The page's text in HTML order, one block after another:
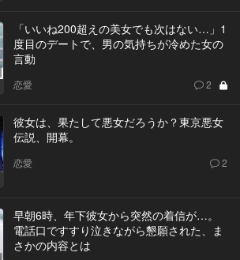
「いいね200超えの美女でも次はない…」1
度目のデートで、男の気持ちが冷めた女の
言動
恋愛 2
彼女は、果たして悪女だろうか？東京悪女
伝説、開幕。
恋愛 2
早朝6時、年下彼女から突然の着信が…。
電話口ですすり泣きながら懇願された、ま
さかの内容とは